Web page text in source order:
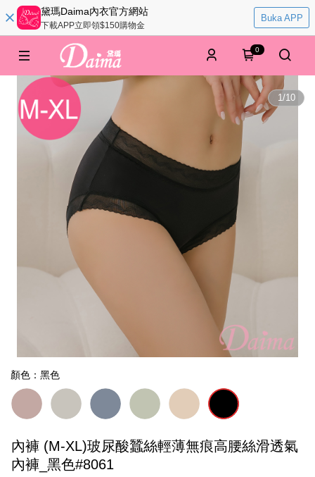
黛瑪Daima內衣官方網站
下載APP立即領$150購物金
Buka APP
0
1/10
顏色：黑色
內褲 (M-XL)玻尿酸蠶絲輕薄無痕高腰絲滑透氣
內褲_黑色#8061